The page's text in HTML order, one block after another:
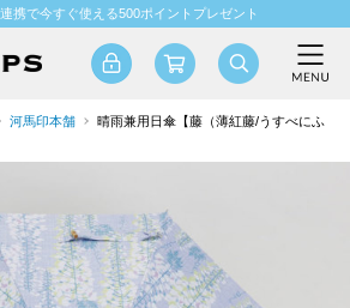
携で今すぐ使える500ポイントプレゼント
河馬印本舗
晴雨兼用日傘【藤（薄紅藤/うすべにふ